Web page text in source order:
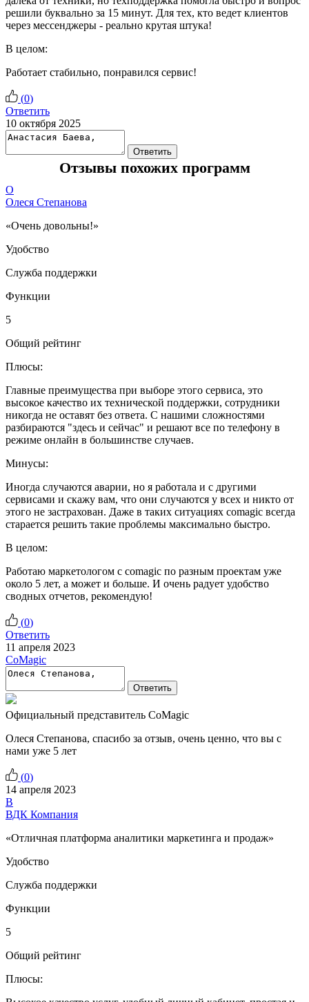
решили буквально за 15 минут. Для тех, кто ведет клиентов
через мессенджеры - реально крутая штука!
В целом:
Работает стабильно, понравился сервис!
(0)
Ответить
10 октября 2025
Ответить
Отзывы похожих программ
О
Олеся Степанова
«Очень довольны!»
Удобство
Служба поддержки
Функции
5
Общий рейтинг
Плюсы:
Главные преимущества при выборе этого сервиса, это
высокое качество их технической поддержки, сотрудники
никогда не оставят без ответа. С нашими сложностями
разбираются "здесь и сейчас" и решают все по телефону в
режиме онлайн в большинстве случаев.
Минусы:
Иногда случаются аварии, но я работала и с другими
сервисами и скажу вам, что они случаются у всех и никто от
этого не застрахован. Даже в таких ситуациях comagic всегда
старается решить такие проблемы максимально быстро.
В целом:
Работаю маркетологом с comagic по разным проектам уже
около 5 лет, а может и больше. И очень радует удобство
сводных отчетов, рекомендую!
(0)
Ответить
11 апреля 2023
CoMagic
Ответить
Официальный представитель CoMagic
Олеся Степанова, спасибо за отзыв, очень ценно, что вы с
нами уже 5 лет
(0)
14 апреля 2023
В
ВДК Компания
«Отличная платформа аналитики маркетинга и продаж»
Удобство
Служба поддержки
Функции
5
Общий рейтинг
Плюсы: